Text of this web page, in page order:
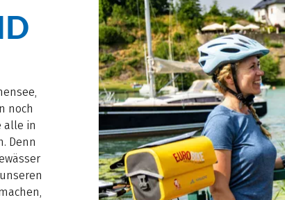
noch
alle in
Denn